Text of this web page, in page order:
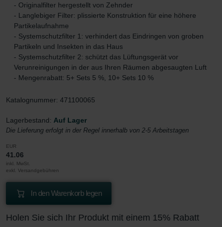
- Originalfilter hergestellt von Zehnder
- Langlebiger Filter: plissierte Konstruktion für eine höhere
Partikelaufnahme
- Systemschutzfilter 1: verhindert das Eindringen von groben
Partikeln und Insekten in das Haus
- Systemschutzfilter 2: schützt das Lüftungsgerät vor
Verunreinigungen in der aus Ihren Räumen abgesaugten Luft
- Mengenrabatt: 5+ Sets 5 %, 10+ Sets 10 %
Katalognummer: 471100065
Lagerbestand: Auf Lager
Die Lieferung erfolgt in der Regel innerhalb von 2-5 Arbeitstagen
EUR
41.06
inkl. MwSt.
exkl. Versandgebühren
In den Warenkorb legen
Holen Sie sich Ihr Produkt mit einem 15% Rabatt